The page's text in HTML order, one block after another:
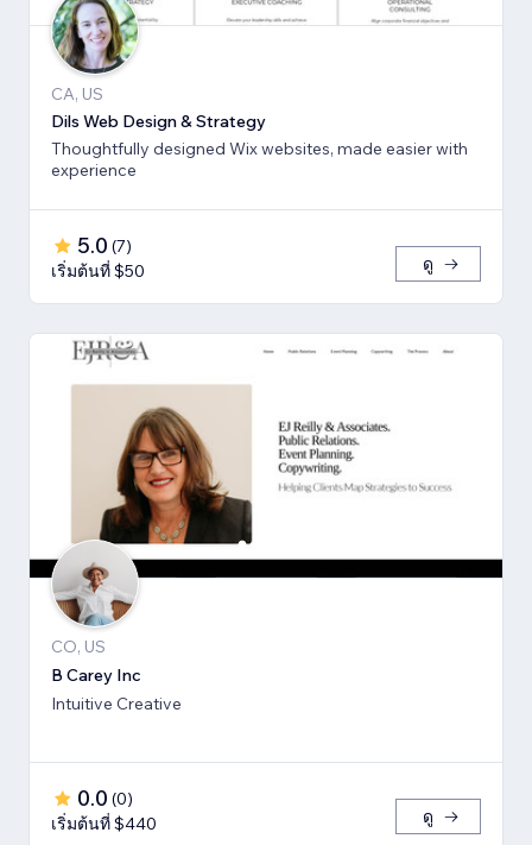
CA, US
Dils Web Design & Strategy
Thoughtfully designed Wix websites, made easier with
experience
5.0 (7)
เริ่มต้นที่ $50
ดู
CO, US
B Carey Inc
Intuitive Creative
0.0 (0)
เริ่มต้นที่ $440
ดู